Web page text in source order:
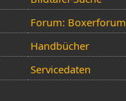
Forum: Boxerforum
Handbücher
Servicedaten